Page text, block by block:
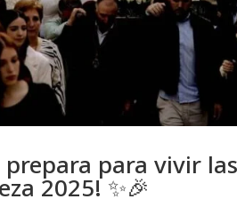
prepara para vivir
2025! ✨🎉